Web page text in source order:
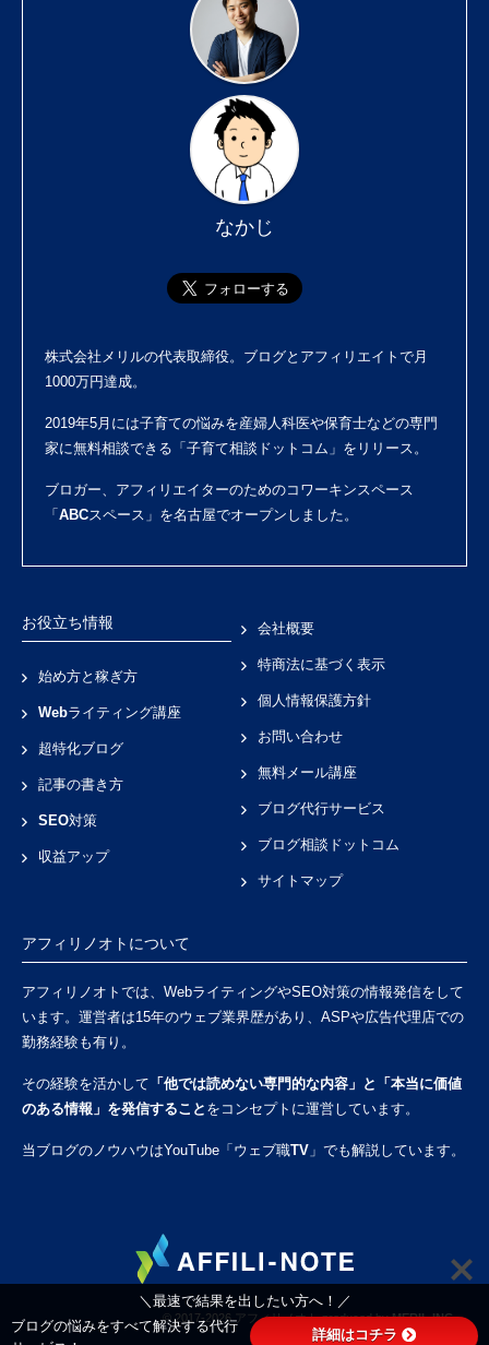
なかじ
株式会社メリルの代表取締役。ブログとアフィリエイトで月
1000万円達成。
2019年5月には子育ての悩みを産婦人科医や保育士などの専門
家に無料相談できる「 子育て相談ドットコム 」をリリース。
ブロガー、アフィリエイターのためのコワーキンスペース
「 ABCスペース 」を名古屋でオープンしました。
お役立ち情報
始め方と稼ぎ方
Webライティング講座
超特化ブログ
記事の書き方
SEO対策
収益アップ
会社概要
特商法に基づく表示
個人情報保護方針
お問い合わせ
無料メール講座
ブログ代行サービス
ブログ相談ドットコム
サイトマップ
アフィリノオトについて
アフィリノオトでは、WebライティングやSEO対策の情報発信をして
います。運営者は15年のウェブ業界歴があり、ASPや広告代理店での
勤務経験も有り。
その経験を活かして 「他では読めない専門的な内容」と「本当に価値
のある情報」を発信すること をコンセプトに運営しています。
当ブログのノウハウはYouTube「 ウェブ職TV 」でも解説しています。
© 2017-2026アフィリノオトproduced byMERIL INC.
＼最速で結果を出したい方へ！／
ブログの悩みをすべて解決する代行
詳細はコチラ